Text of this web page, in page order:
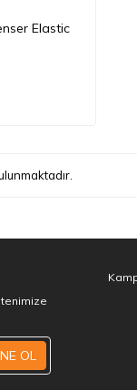
Elastic
OL